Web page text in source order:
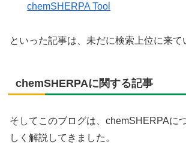
chemSHERPA Tool
といった記事は、未だに検索上位に来て
chemSHERPAに関する記事
そしてこのブログは、chemSHERPAに
しく解説してきました。